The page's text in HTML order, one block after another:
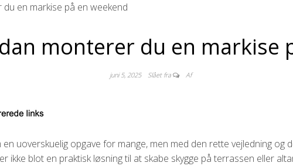
du en markise på en weekend
monterer du en markise
juni 5, 2025 Slået fra Af
uoverskuelig opgave for mange, men med den rette vejledning
ikke blot en praktisk løsning til at skabe skygge på terrassen eller